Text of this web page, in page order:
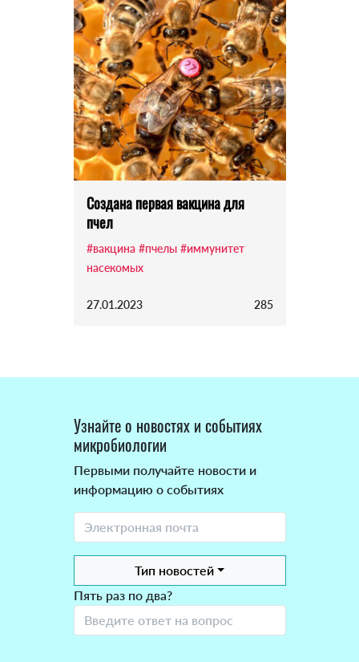
Создана первая вакцина для
пчел
#вакцина #пчелы #иммунитет
насекомых
27.01.2023 285
Узнайте о новостях и событиях
микробиологии
Первыми получайте новости и
информацию о событиях
Тип новостей
Пять раз по два?